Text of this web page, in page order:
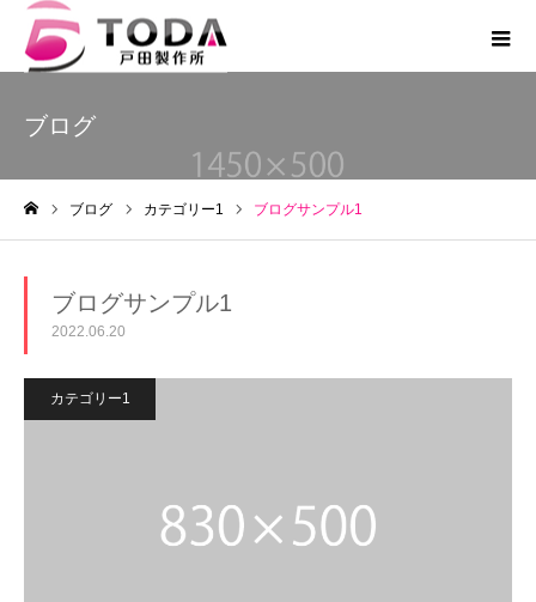
ブログ
ブログ カテゴリー1 ブログサンプル1
ブログサンプル1
2022.06.20
カテゴリー1